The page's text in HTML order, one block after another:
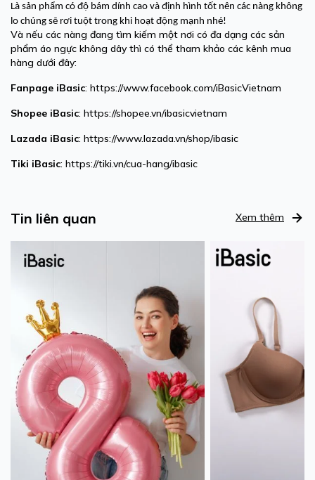
Là sản phẩm có độ bám dính cao và định hình tốt nên các nàng không
lo chúng sẽ rơi tuột trong khi hoạt động mạnh nhé!
Và nếu các nàng đang tìm kiếm một nơi có đa dạng các sản
phẩm áo ngực không dây thì có thể tham khảo các kênh mua
hàng dưới đây:
Fanpage iBasic: https://www.facebook.com/iBasicVietnam
Shopee iBasic: https://shopee.vn/ibasicvietnam
Lazada iBasic: https://www.lazada.vn/shop/ibasic
Tiki iBasic: https://tiki.vn/cua-hang/ibasic
Tin liên quan Xem thêm